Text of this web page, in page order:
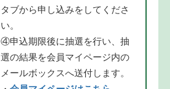
タブから申し込みをしてくださ
い。
④申込期限後に抽選を行い、抽
選の結果を会員マイページ内の
メールボックスへ送付します。